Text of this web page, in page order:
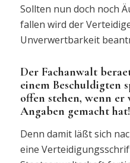
Sollten nun doch noch
fallen wird der
Unverwertbarkeit
Der Fachanwalt
einem Beschuldigten
offen stehen, wenn
Angaben gemacht hat!
Denn damit läßt sich
eine